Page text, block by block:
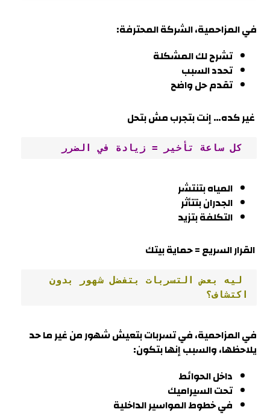
فيالمزاحمية، الشركة المحترفة:
تشرح لك المشكلة
تحدد السبب
تقدم حل واضح
غير كده… إنت بتجرب مش بتحل
كل ساعة تأخير = زيادة في الضرر
المياه بتنتشر
الجدران بتتأثر
التكلفة بتزيد
القرار السريع = حماية بيتك
اكتشاف؟
فيالمزاحمية، في تسربات بتعيش شهور من غير ما حد
يلاحظها، والسبب إنها بتكون:
داخل الحوائط
تحت السيراميك
في خطوط المواسير الداخلية